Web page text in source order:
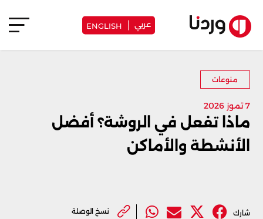
عربي ENGLISH
منوعات
7 تموز 2026
ماذا تفعل في الروشة؟ أفضل
الأنشطة والأماكن
شارك نسخ الوصلة